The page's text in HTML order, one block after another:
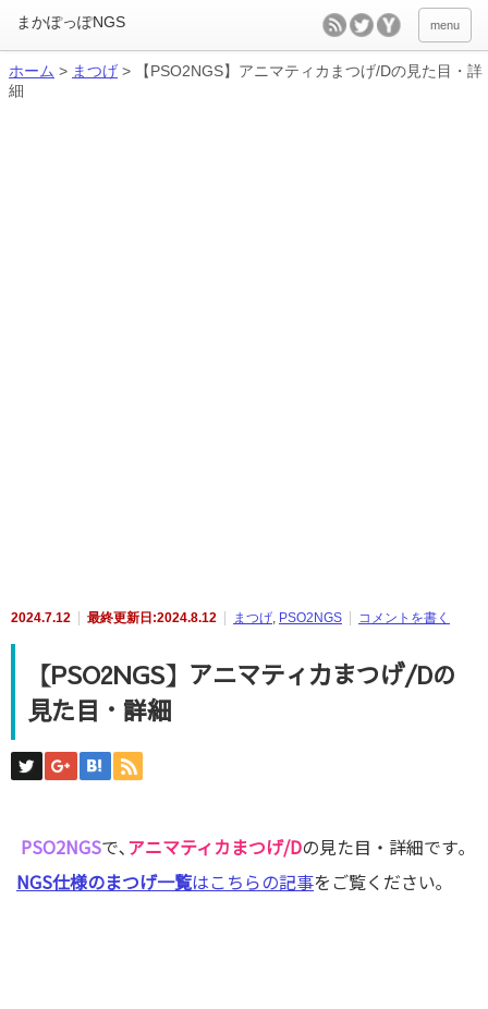
menu
ホーム > まつげ >
【PSO2NGS】アニマティカまつげ/Dの見た目・詳
細
2024.7.12 最終更新日:2024.8.12 まつげ, PSO2NGS コメントを書く
【PSO2NGS】アニマティカまつげ/Dの
見た目・詳細
PSO2NGSで､アニマティカまつげ/Dの見た目・詳細です｡
NGS仕様のまつげ一覧はこちらの記事をご覧ください｡